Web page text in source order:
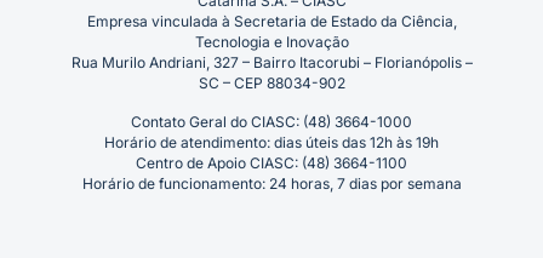
Empresa vinculada à Secretaria de Estado da Ciência,
Tecnologia e Inovação
Rua Murilo Andriani, 327 – Bairro Itacorubi – Florianópolis –
SC – CEP 88034-902
Contato Geral do CIASC: (48) 3664-1000
Horário de atendimento: dias úteis das 12h às 19h
Centro de Apoio CIASC: (48) 3664-1100
Horário de funcionamento: 24 horas, 7 dias por semana